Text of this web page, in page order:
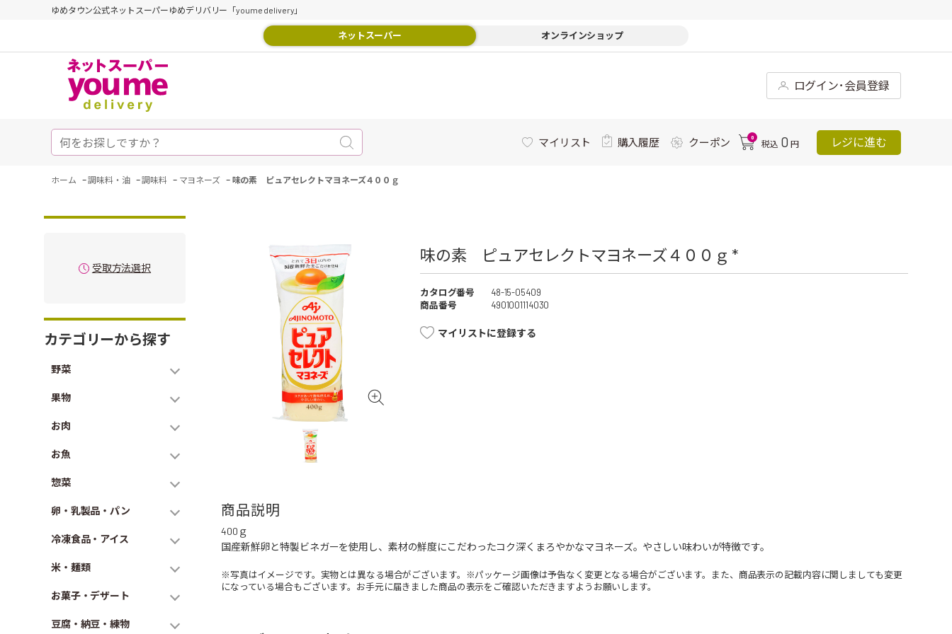
ゆめタウン公式ネットスーパーゆめデリバリー「youme delivery」
ネットスーパー オンラインショップ
ログイン･会員登録
マイリスト 購入履歴 クーポン 0
税込 0 円 レジに進む
ホーム -調味料・油 -調味料 - マヨネーズ - 味の素 ピュアセレクトマヨネーズ４００ｇ
受取方法選択
カテゴリーから探す
野菜
果物
お肉
お魚
惣菜
卵・乳製品・パン
冷凍食品・アイス
米・麺類
お菓子・デザート
豆腐・納豆・練物
味の素 ピュアセレクトマヨネーズ４００ｇ *
カタログ番号
48-15-05409
商品番号
4901001114030
マイリストに登録する
商品説明
400ｇ
国産新鮮卵と特製ビネガーを使用し、素材の鮮度にこだわったコク深くまろやかなマヨネーズ。やさしい味わいが特徴です。
※写真はイメージです。実物とは異なる場合がございます。※パッケージ画像は予告なく変更となる場合がございます。また、商品表示の記載内容に関しましても変更
になっている場合もございます。お手元に届きました商品の表示をご確認いただきますようお願いします。